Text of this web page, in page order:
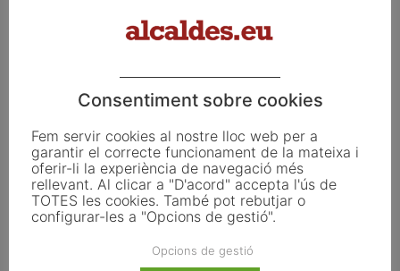
Florida, Ohio o Carolina, els estats clau on
Consentiment sobre cookies
Fem servir cookies al nostre lloc web per a
garantir el correcte funcionament de la mateixa i
oferir-li la experiència de navegació més
rellevant. Al clicar a "D'acord" accepta l'ús de
TOTES les cookies. També pot rebutjar o
configurar-les a "Opcions de gestió".
Opcions de gestió